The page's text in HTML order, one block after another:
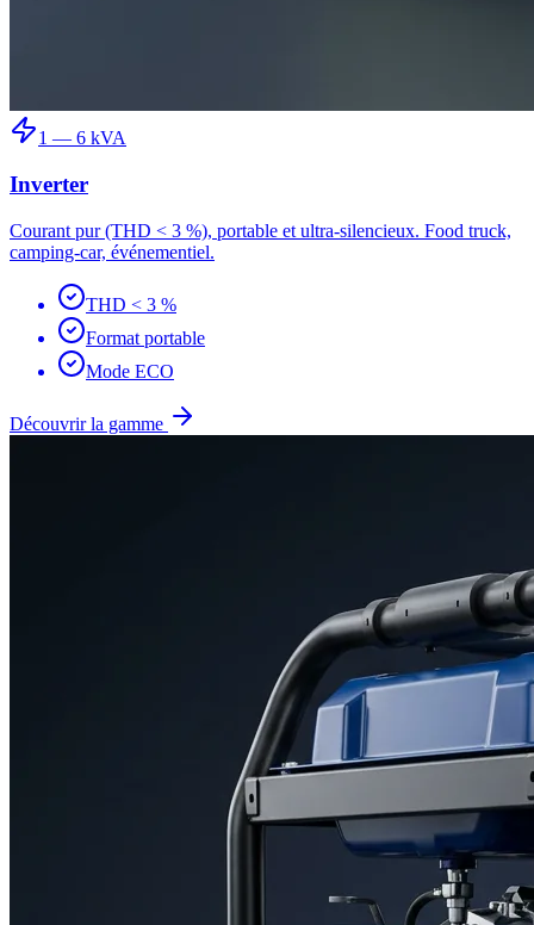
1 — 6 kVA
Inverter
Courant pur (THD < 3 %), portable et ultra-silencieux. Food truck,
camping-car, événementiel.
THD < 3 %
Format portable
Mode ECO
Découvrir la gamme